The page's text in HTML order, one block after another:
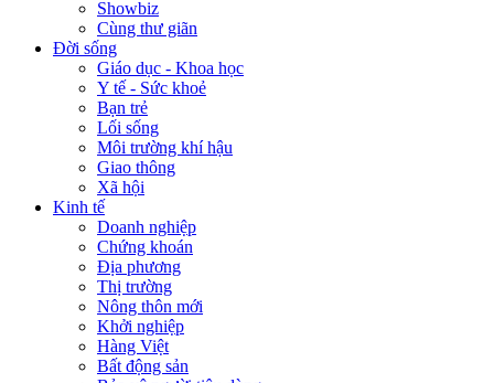
Showbiz
Cùng thư giãn
Đời sống
Giáo dục - Khoa học
Y tế - Sức khoẻ
Bạn trẻ
Lối sống
Môi trường khí hậu
Giao thông
Xã hội
Kinh tế
Doanh nghiệp
Chứng khoán
Địa phương
Thị trường
Nông thôn mới
Khởi nghiệp
Hàng Việt
Bất động sản